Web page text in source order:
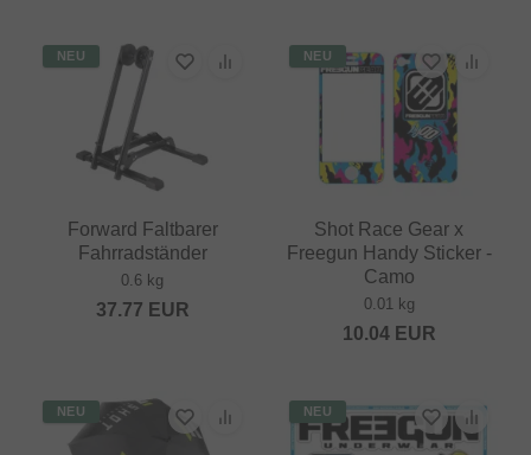
NEU
Forward Faltbarer
Fahrradständer
0.6 kg
37.77 EUR
NEU
Shot Race Gear x
Freegun Handy Sticker -
Camo
0.01 kg
10.04EUR
NEU NEU